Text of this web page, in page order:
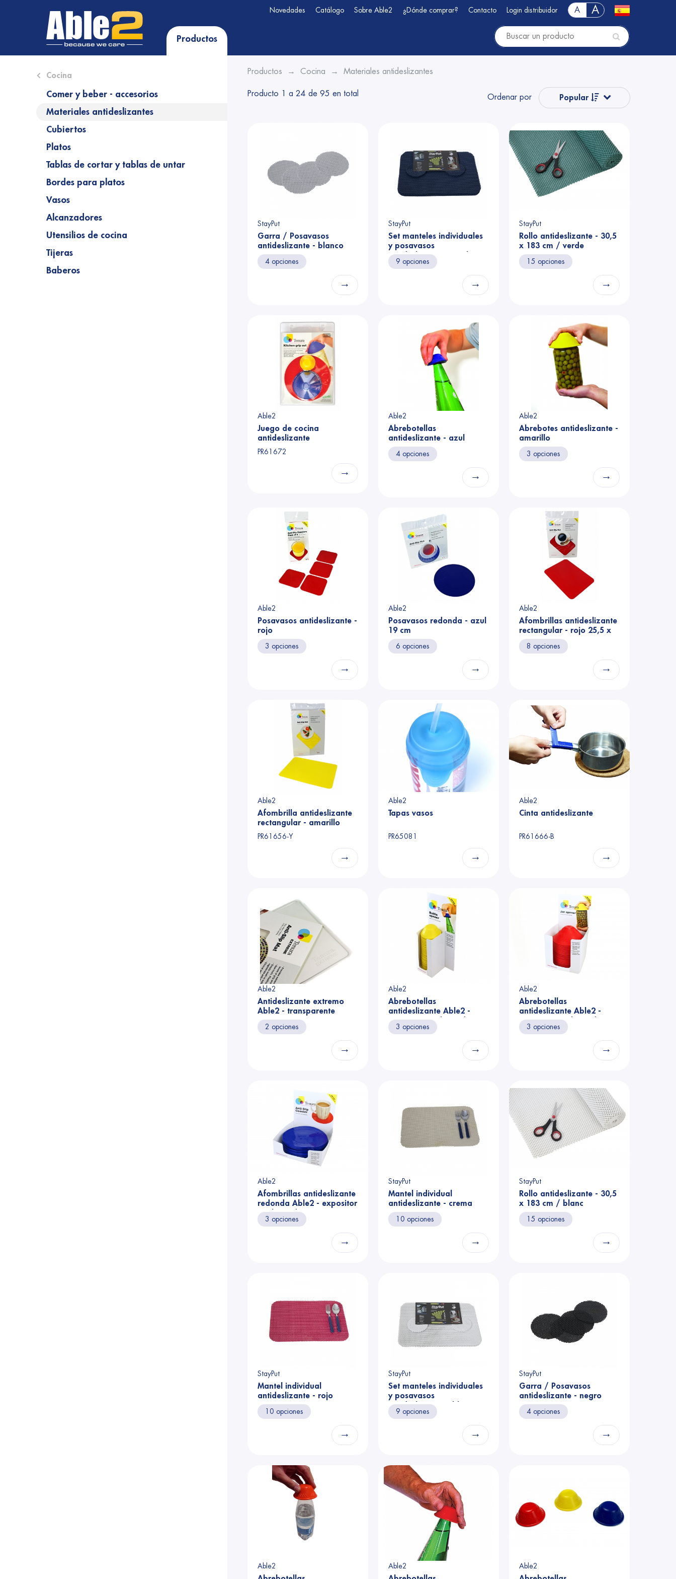
Novedades Catálogo Sobre Able2 ¿Dónde comprar? Contacto Login distribuidor A A
Productos
Close submenu (Cocina)
Cocina
Comer y beber - accesorios
Materiales antideslizantes
Cubiertos
Platos
Tablas de cortar y tablas de untar
Bordes para platos
Vasos
Alcanzadores
Utensilios de cocina
Tijeras
Baberos
Productos Cocina Materiales antideslizantes
Producto 1 a 24 de 95 en total Ordenar por Popular
Nombre
Precio
Precio
StayPut
Garra / Posavasos
antideslizante - blanco
4 opciones
→
StayPut
Set manteles individuales
y posavasos
antideslizantes - azul
9 opciones
→
StayPut
Rollo antideslizante - 30,5
x 183 cm / verde
15 opciones
→
Able2
Juego de cocina
antideslizante
PR61672
→
Able2
Abrebotellas
antideslizante - azul
4 opciones
→
Able2
Abrebotes antideslizante -
amarillo
3 opciones
→
Able2
Posavasos antideslizante -
rojo
3 opciones
→
Able2
Posavasos redonda - azul
19 cm
6 opciones
→
Able2
Afombrillas antideslizante
rectangular - rojo 25,5 x
18,5 cm
8 opciones
→
Able2
Afombrilla antideslizante
rectangular - amarillo
35,5 x 25,5 cm
PR61656-Y
→
Able2
Tapas vasos
PR65081
→
Able2
Cinta antideslizante
PR61666-B
→
Able2
Antideslizante extremo
Able2 - transparente
2 opciones
→
Able2
Abrebotellas
antideslizante Able2 -
expositor azul 25 uds.
3 opciones
→
Able2
Abrebotellas
antideslizante Able2 -
expositor azul 25 uds.
3 opciones
→
Able2
Afombrillas antideslizante
redonda Able2 - expositor
azul 25 uds.
3 opciones
→
StayPut
Mantel individual
antideslizante - crema
10 opciones
→
StayPut
Rollo antideslizante - 30,5
x 183 cm / blanc
15 opciones
→
StayPut
Mantel individual
antideslizante - rojo
10 opciones
→
StayPut
Set manteles individuales
y posavasos
antideslizantes - blanco
9 opciones
→
StayPut
Garra / Posavasos
antideslizante - negro
4 opciones
→
Able2 Able2 Able2